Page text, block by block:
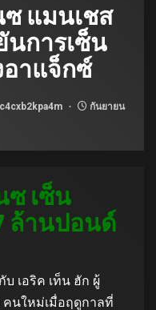
แมนเชส
นการเซ็น
าแจ็กซ์
กันยายน
ซ เซ็น
ล้านปอนด์
เอริค เท็น ฮัก ผู้
คนใหม่เมื่อฤดูกาลที่